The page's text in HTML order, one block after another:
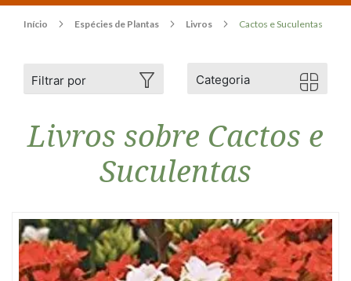
Início Espécies de Plantas Livros Cactos e Suculentas
Livros sobre Cactos e
Suculentas
Filtrar por Categoria